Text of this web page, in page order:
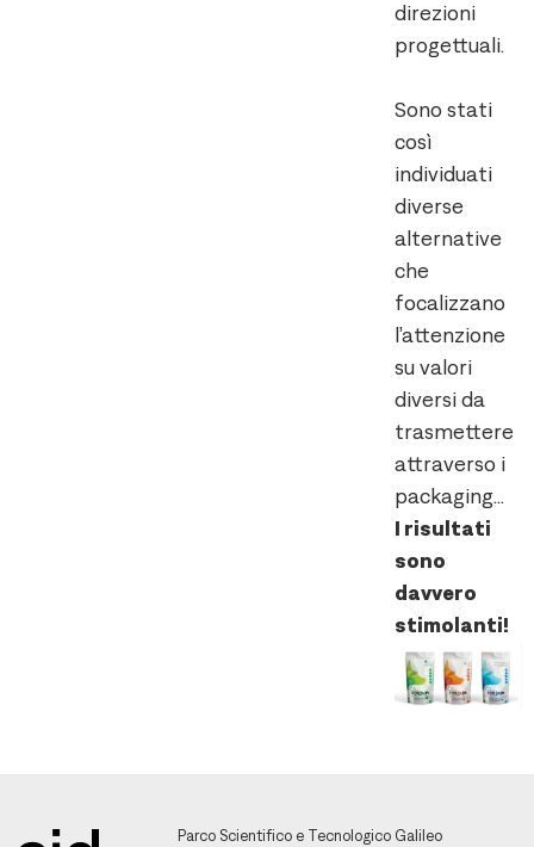
direzioni
progettuali.
Sono stati
così
individuati
diverse
alternative
che
focalizzano
l’attenzione
su valori
diversi da
trasmettere
attraverso i
packaging…
I risultati
sono
davvero
stimolanti!
Parco Scientifico e Tecnologico Galileo